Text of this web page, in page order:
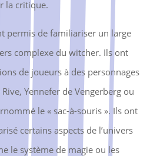
la critique.
permis de familiariser un large
complexe du witcher. Ils ont
de joueurs à des personnages
Yennefer de Vengerberg ou
le « sac-à-souris ». Ils ont
certains aspects de l’univers
le système de magie ou les